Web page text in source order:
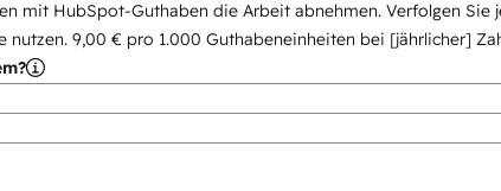
mit HubSpot-Guthaben die Arbeit abnehmen. Verfolgen Sie
nutzen. 9,00 € pro 1.000 Guthabeneinheiten bei [jährlicher]